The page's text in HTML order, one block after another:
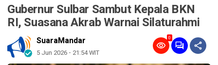
Gubernur Sulbar Sambut Kepala BKN
RI, Suasana Akrab Warnai Silaturahmi
SuaraMandar
5 Jun 2026 - 21:54 WIT
0